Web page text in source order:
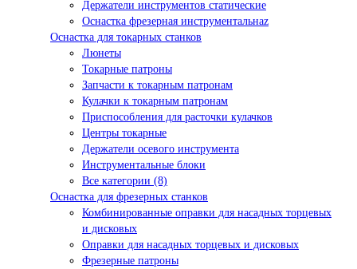
Держатели инструментов статические
Оснастка фрезерная инструментальнаz
Оснастка для токарных станков
Люнеты
Токарные патроны
Запчасти к токарным патронам
Кулачки к токарным патронам
Приспособления для расточки кулачков
Центры токарные
Держатели осевого инструмента
Инструментальные блоки
Все категории (8)
Оснастка для фрезерных станков
Комбинированные оправки для насадных торцевых
и дисковых
Оправки для насадных торцевых и дисковых
Фрезерные патроны